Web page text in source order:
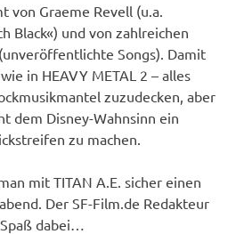
von Graeme Revell (u.a.
Black«) und von zahlreichen
Songs). Damit
in HEAVY METAL 2 – alles
zuzudecken, aber
dem Disney-Wahnsinn ein
zu machen.
mit TITAN A.E. sicher einen
Der SF-Film.de Redakteur
dabei…